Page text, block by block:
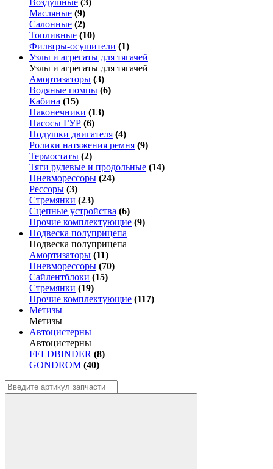
Воздушные (3)
Масляные (9)
Салонные (2)
Топливные (10)
Фильтры-осушители (1)
Узлы и агрегаты для тягачей
Узлы и агрегаты для тягачей
Амортизаторы (3)
Водяные помпы (6)
Кабина (15)
Наконечники (13)
Насосы ГУР (6)
Подушки двигателя (4)
Ролики натяжения ремня (9)
Термостаты (2)
Тяги рулевые и продольные (14)
Пневморессоры (24)
Рессоры (3)
Стремянки (23)
Сцепные устройства (6)
Прочие комплектующие (9)
Подвеска полуприцепа
Подвеска полуприцепа
Амортизаторы (11)
Пневморессоры (70)
Сайлентблоки (15)
Стремянки (19)
Прочие комплектующие (117)
Метизы
Метизы
Автоцистерны
Автоцистерны
FELDBINDER (8)
GONDROM (40)